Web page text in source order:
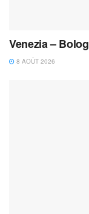
Venezia –
8 AOÛT 2026